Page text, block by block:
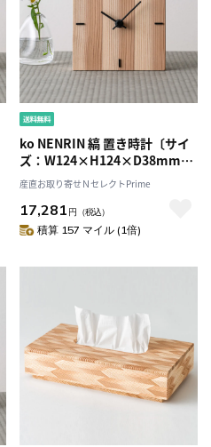
ko NENRIN 縞 置き時計〔サイ
ズ：W124×H124×D38mm、
単三電池1本〕［北海道・離島
配送不可］
産直お取り寄せＮセレクトPrime
17,281 円 （税込）
積算 157 マイル (1倍)